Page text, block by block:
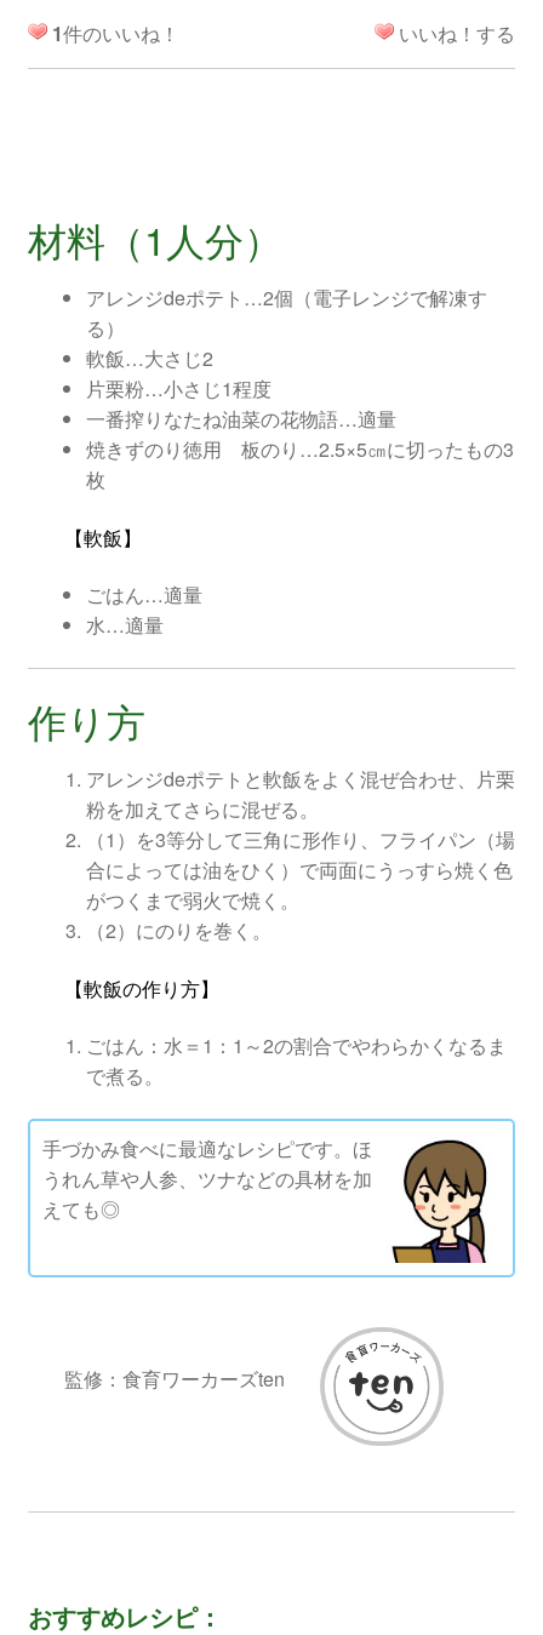
1件のいいね！ いいね！する
材料（1人分）
アレンジdeポテト…2個（電子レンジで解凍す
る）
軟飯…大さじ2
片栗粉…小さじ1程度
一番搾りなたね油菜の花物語…適量
焼きずのり徳用 板のり…2.5×5㎝に切ったもの3
枚
【軟飯】
ごはん…適量
水…適量
作り方
アレンジdeポテトと軟飯をよく混ぜ合わせ、片栗
粉を加えてさらに混ぜる。
（1）を3等分して三角に形作り、フライパン（場
合によっては油をひく）で両面にうっすら焼く色
がつくまで弱火で焼く。
（2）にのりを巻く。
【軟飯の作り方】
ごはん：水＝1：1～2の割合でやわらかくなるま
で煮る。
手づかみ食べに最適なレシピです。ほ
うれん草や人参、ツナなどの具材を加
えても◎
監修：食育ワーカーズten
おすすめレシピ：